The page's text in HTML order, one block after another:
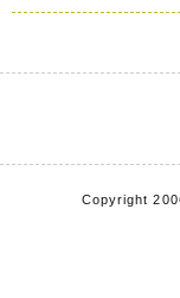
Copyright